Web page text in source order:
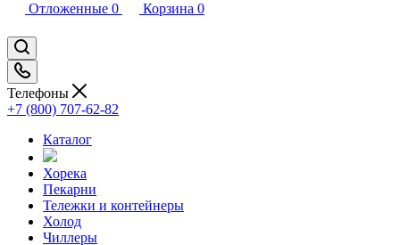
Отложенные 0 Корзина 0
Телефоны
+7 (800) 707-62-82
Каталог
Хорека
Пекарни
Тележки и контейнеры
Холод
Чиллеры